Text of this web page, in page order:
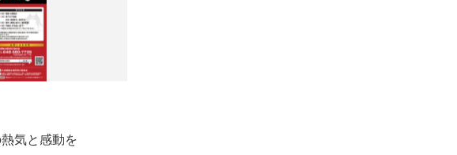
気と感動を